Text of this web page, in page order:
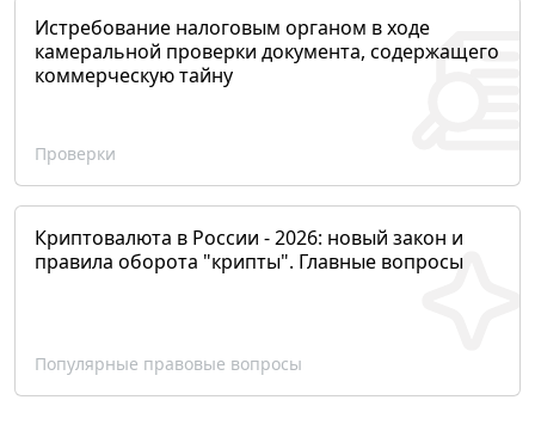
Истребование налоговым органом в ходе
камеральной проверки документа, содержащего
коммерческую тайну
Проверки
Криптовалюта в России - 2026: новый закон и
правила оборота "крипты". Главные вопросы
Популярные правовые вопросы